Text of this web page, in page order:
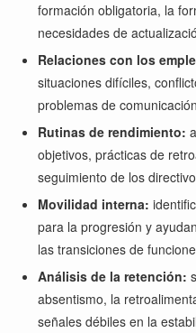
formación obligatoria, la
necesidades de
Relaciones con los
situaciones difíciles,
problemas de
Rutinas de rendimiento:
objetivos, prácticas de
seguimiento de los
Movilidad interna:
para la progresión y
las transiciones de
Análisis de la retención:
absentismo, la
señales débiles en la